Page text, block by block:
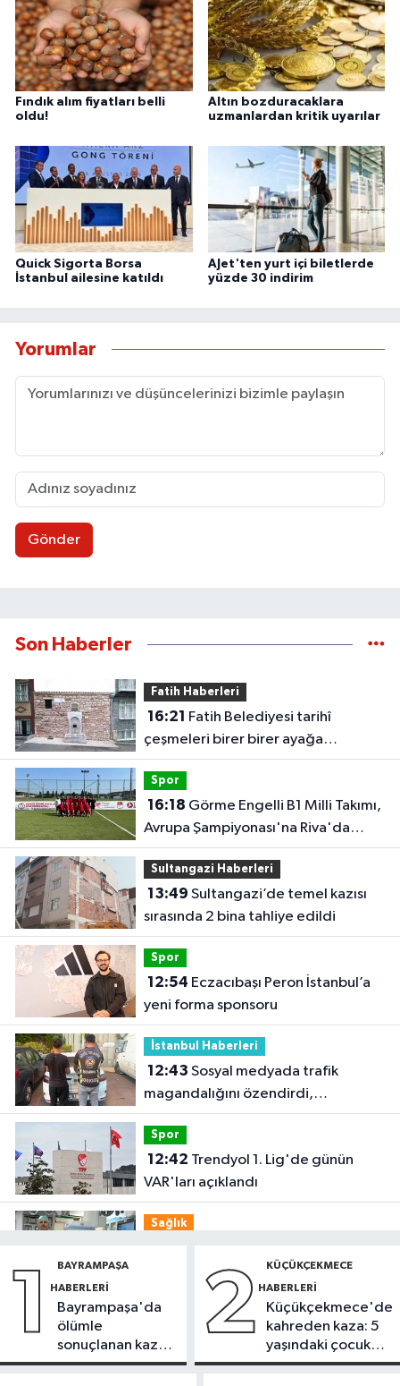
Fındık alım fiyatları belli
oldu!
Altın bozduracaklara
uzmanlardan kritik uyarılar
Quick Sigorta Borsa
İstanbul ailesine katıldı
AJet'ten yurt içi biletlerde
yüzde 30 indirim
Yorumlar
Gönder
Son Haberler
Fatih Haberleri
16:21
çeşmeleri birer birer ayağa
kaldırıyor
Spor
16:18
Avrupa Şampiyonası'na Riva'da
hazırlanıyor
Sultangazi Haberleri
13:49
sırasında 2 bina tahliye edildi
Spor
12:54
yeni forma sponsoru
İstanbul Haberleri
12:43
magandalığını özendirdi,
ehliyetinden oldu: 72 bin lira ceza
Spor
12:42
VAR'ları açıklandı
Sağlık
teknolojiyle uzuv kayıpları önleniyor'
Güncel
listesi İzmitlileri kızdırdı
1 BAYRAMPAŞA
HABERLERI
Bayrampaşa'da
ölümle
sonuçlanan kaza:
Sürücü
2 KÜÇÜKÇEKMECE
HABERLERI
Küçükçekmece'de
kahreden kaza: 5
yaşındaki çocuk
yoğun bakımda